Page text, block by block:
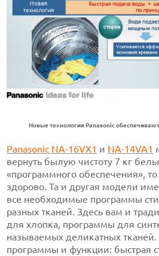
Новые технологии Panasonic
Panasonic NA-16VX1 и NA-14VA1
вернуть былую чистоту 7 кг
«программного обеспечения»,
здорово. Та и другая модели
все необходимые программы
разных тканей. Здесь вам и
для хлопка, программы для
называемых деликатных тканей.
программы и функции: быстрая